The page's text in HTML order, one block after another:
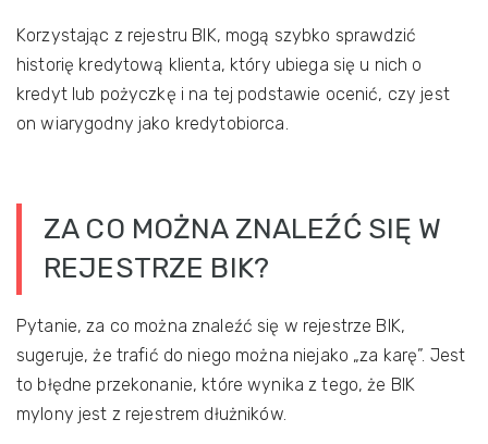
Korzystając z rejestru BIK, mogą szybko sprawdzić
historię kredytową klienta, który ubiega się u nich o
kredyt lub pożyczkę i na tej podstawie ocenić, czy jest
on wiarygodny jako kredytobiorca.
ZA CO MOŻNA ZNALEŹĆ SIĘ W
REJESTRZE BIK?
Pytanie, za co można znaleźć się w rejestrze BIK,
sugeruje, że trafić do niego można niejako „za karę”. Jest
to błędne przekonanie, które wynika z tego, że BIK
mylony jest z rejestrem dłużników.